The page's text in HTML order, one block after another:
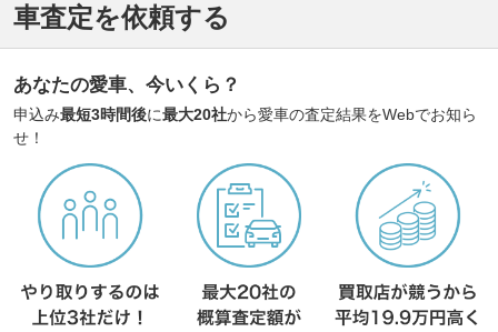
車査定を依頼する
あなたの愛車、今いくら？
申込み最短3時間後に最大20社から愛車の査定結果をWebでお知ら
せ！